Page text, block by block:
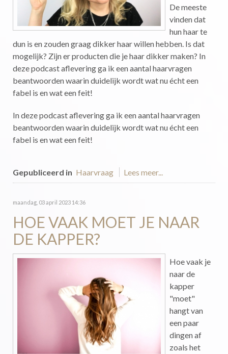
De meeste
vinden dat
hun haar te
dun is en zouden graag dikker haar willen hebben. Is dat
mogelijk? Zijn er producten die je haar dikker maken? In
deze podcast aflevering ga ik een aantal haarvragen
beantwoorden waarin duidelijk wordt wat nu écht een
fabel is en wat een feit!
In deze podcast aflevering ga ik een aantal haarvragen
beantwoorden waarin duidelijk wordt wat nu écht een
fabel is en wat een feit!
Gepubliceerd in Haarvraag Lees meer...
maandag, 03 april 2023 14:36
HOE VAAK MOET JE NAAR
DE KAPPER?
Hoe vaak je
naar de
kapper
"moet"
hangt van
een paar
dingen af
zoals het